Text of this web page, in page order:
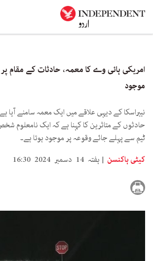
امریکی ہائی وے کا معمہ، حادثات کے مقام
موجود
نیبراسکا کے دیہی علاقے میں ایک معمہ سامنے آیا
حادثوں کے متاثرین کا کہنا ہے کہ ایک نامعلوم
ٹیم سے پہلے جائے وقوعہ پر موجود ہوتا ہے۔
کیٹی ہاکنسن
ہفتہ 14 دسمبر 2024 16:30